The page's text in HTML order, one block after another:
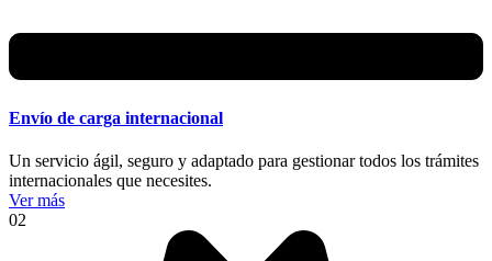
Envío de carga internacional
Un servicio ágil, seguro y adaptado para gestionar todos los trámites
internacionales que necesites.
Ver más
02